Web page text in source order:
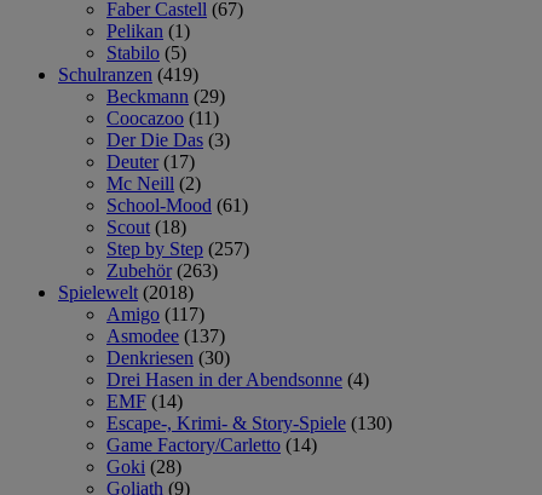
Faber Castell (67)
Pelikan (1)
Stabilo (5)
Schulranzen (419)
Beckmann (29)
Coocazoo (11)
Der Die Das (3)
Deuter (17)
Mc Neill (2)
School-Mood (61)
Scout (18)
Step by Step (257)
Zubehör (263)
Spielewelt (2018)
Amigo (117)
Asmodee (137)
Denkriesen (30)
Drei Hasen in der Abendsonne (4)
EMF (14)
Escape-, Krimi- & Story-Spiele (130)
Game Factory/Carletto (14)
Goki (28)
Goliath (9)